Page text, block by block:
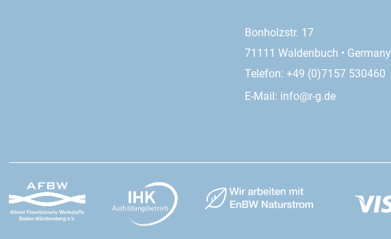
Bonholzstr. 17
71111 Waldenbuch • Germany
Telefon: +49 (0)7157 530460
E-Mail: info@r-g.de